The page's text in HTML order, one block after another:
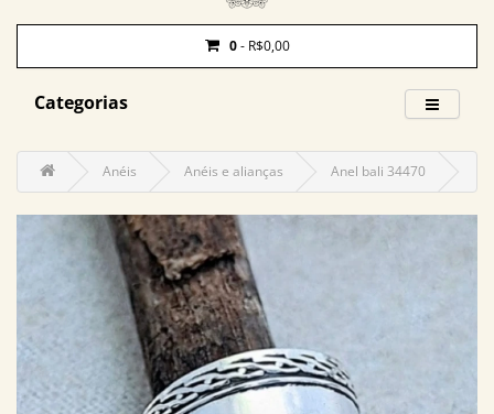
0- R$0,00
Categorias
Anéis Anéis e alianças Anel bali 34470